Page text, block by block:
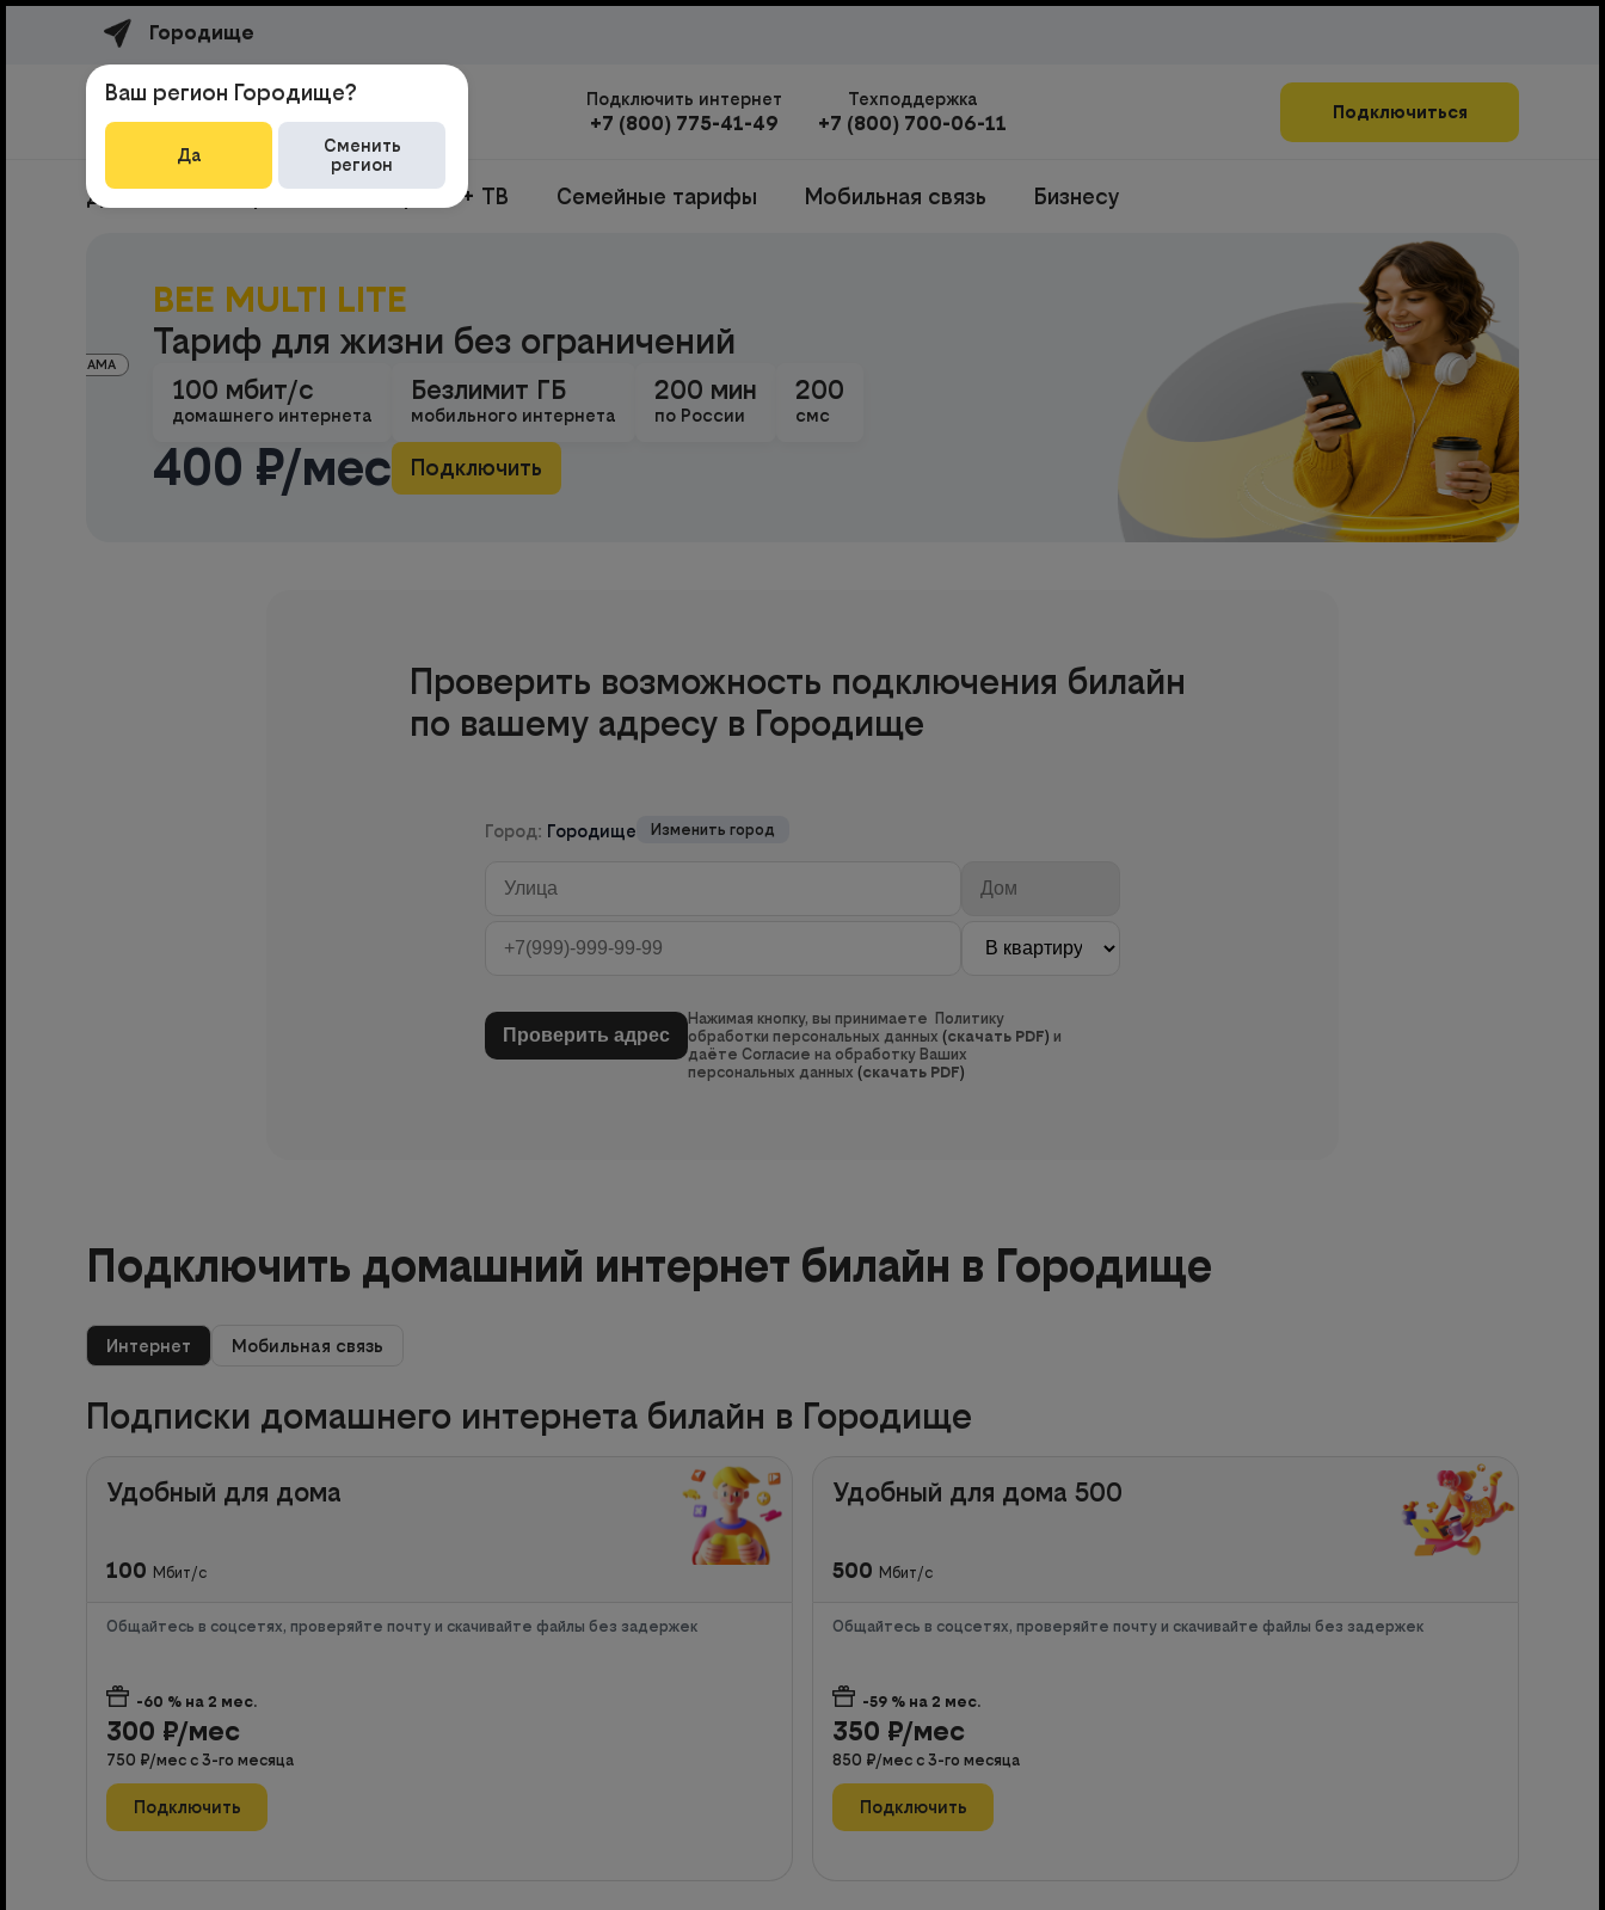
Городище
Подключить интернет
+7 (800) 775-41-49
Техподдержка
+7 (800) 700-06-11 Подключиться
Домашний интернет Интернет + ТВ Семейные тарифы Мобильная связь Бизнесу
BEE MULTI LITE
Тариф для жизни без ограничений
100 мбит/с
домашнего интернета
Безлимит ГБ
мобильного интернета
200 мин
по России
200
смс
400 ₽/мес Подключить
РЕКЛАМА
Проверить возможность подключения билайн
по вашему адресу в Городище
Город: Городище Изменить город
Нажимая кнопку, вы принимаете Политику
обработки персональных данных (скачать PDF) и
даёте Согласие на обработку Ваших
персональных данных (скачать PDF)
Подключить домашний интернет билайн в Городище
Интернет Мобильная связь
Подписки домашнего интернета билайн в Городище
Удобный для дома
100 Мбит/с
Общайтесь в соцсетях, проверяйте почту и скачивайте файлы без задержек
-60 % на 2 мес.
300 ₽/мес
750 ₽/мес с 3-го месяца
Подключить
Удобный для дома 500
500 Мбит/с
Общайтесь в соцсетях, проверяйте почту и скачивайте файлы без задержек
-59 % на 2 мес.
350 ₽/мес
850 ₽/мес с 3-го месяца
Подключить
Ваш регион Городище?
Да
Сменить
регион